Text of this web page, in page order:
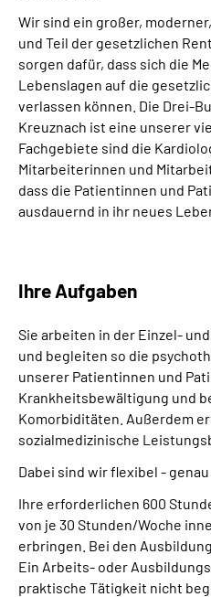
Wir sind ein großer,
und Teil der gesetzlichen
sorgen dafür, dass sich die
Lebenslagen auf die
verlassen können. Die Drei-
Kreuznach ist eine unserer
Fachgebiete sind die
Mitarbeiterinnen und
dass die Patientinnen und
ausdauernd in ihr neues
Ihre Aufgaben
Sie arbeiten in der Einzel-
und begleiten so die
unserer Patientinnen und
Krankheitsbewältigung und
Komorbiditäten. Außerdem
sozialmedizinische
Dabei sind wir flexibel - genau
Ihre erforderlichen 600
von je 30 Stunden/Woche
erbringen. Bei den
Ein Arbeits- oder
praktische Tätigkeit nicht